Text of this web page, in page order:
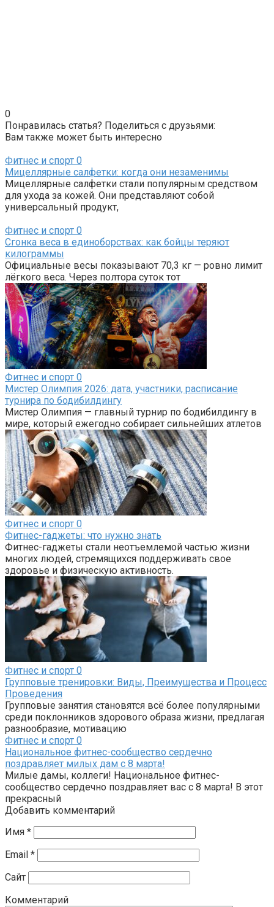
0
Понравилась статья? Поделиться с друзьями:
Вам также может быть интересно
Фитнес и спорт 0
Мицеллярные салфетки: когда они незаменимы
Мицеллярные салфетки стали популярным средством
для ухода за кожей. Они представляют собой
универсальный продукт,
Фитнес и спорт 0
Сгонка веса в единоборствах: как бойцы теряют
килограммы
Официальные весы показывают 70,3 кг — ровно лимит
лёгкого веса. Через полтора суток тот
Фитнес и спорт 0
Мистер Олимпия 2026: дата, участники, расписание
турнира по бодибилдингу
Мистер Олимпия — главный турнир по бодибилдингу в
мире, который ежегодно собирает сильнейших атлетов
Фитнес и спорт 0
Фитнес-гаджеты: что нужно знать
Фитнес-гаджеты стали неотъемлемой частью жизни
многих людей, стремящихся поддерживать свое
здоровье и физическую активность.
Фитнес и спорт 0
Групповые тренировки: Виды, Преимущества и Процесс
Проведения
Групповые занятия становятся всё более популярными
среди поклонников здорового образа жизни, предлагая
разнообразие, мотивацию
Фитнес и спорт 0
Национальное фитнес-сообщество сердечно
поздравляет милых дам с 8 марта!
Милые дамы, коллеги! Национальное фитнес-
сообщество сердечно поздравляет вас с 8 марта! В этот
прекрасный
Добавить комментарий
Имя *
Email *
Сайт
Комментарий